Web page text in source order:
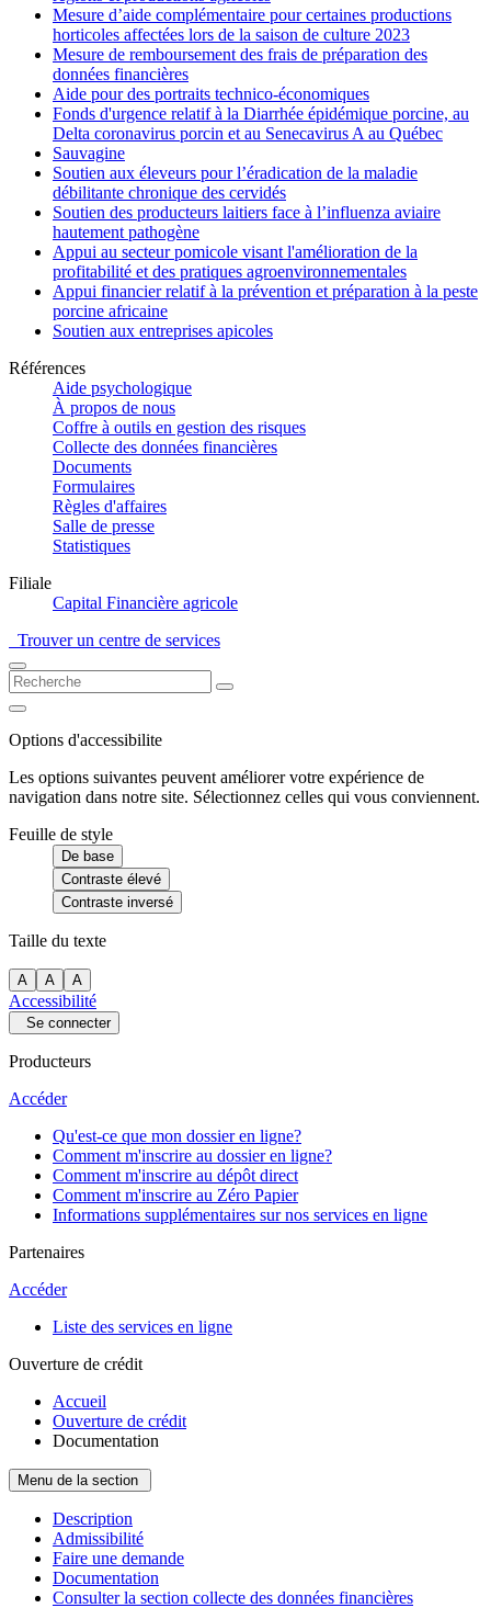
Mesure d’aide complémentaire pour certaines productions
horticoles affectées lors de la saison de culture 2023
Mesure de remboursement des frais de préparation des
données financières
Aide pour des portraits technico-économiques
Fonds d'urgence relatif à la Diarrhée épidémique porcine, au
Delta coronavirus porcin et au Senecavirus A au Québec
Sauvagine
Soutien aux éleveurs pour l’éradication de la maladie
débilitante chronique des cervidés
Soutien des producteurs laitiers face à l’influenza aviaire
hautement pathogène
Appui au secteur pomicole visant l'amélioration de la
profitabilité et des pratiques agroenvironnementales
Appui financier relatif à la prévention et préparation à la peste
porcine africaine
Soutien aux entreprises apicoles
Références
Aide psychologique
À propos de nous
Coffre à outils en gestion des risques
Collecte des données financières
Documents
Formulaires
Règles d'affaires
Salle de presse
Statistiques
Filiale
Capital Financière agricole
Trouver un centre de services
Options d'accessibilite
Les options suivantes peuvent améliorer votre expérience de
navigation dans notre site. Sélectionnez celles qui vous conviennent.
Feuille de style
De base
Contraste élevé
Contraste inversé
Taille du texte
A A A
Accessibilité
Se connecter
Producteurs
Accéder
Qu'est-ce que mon dossier en ligne?
Comment m'inscrire au dossier en ligne?
Comment m'inscrire au dépôt direct
Comment m'inscrire au Zéro Papier
Informations supplémentaires sur nos services en ligne
Partenaires
Accéder
Liste des services en ligne
Ouverture de crédit
Accueil
Ouverture de crédit
Documentation
Menu de la section
Description
Admissibilité
Faire une demande
Documentation
Consulter la section collecte des données financières